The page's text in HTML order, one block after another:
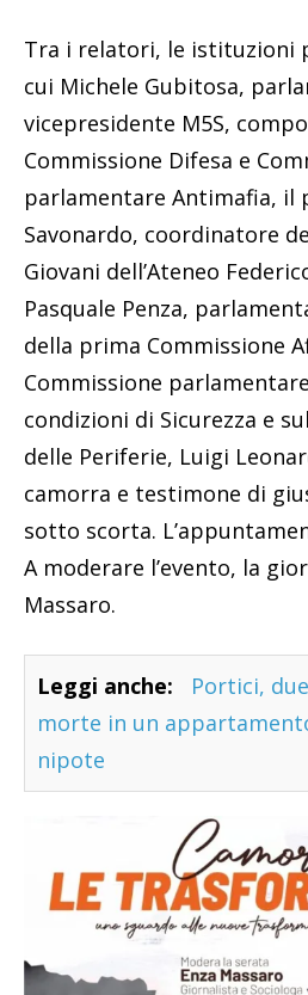
Tra i relatori, le istituzioni
cui Michele Gubitosa,
vicepresidente M5S,
Commissione Difesa e
parlamentare Antimafia, il
Savonardo, coordinatore
Giovani dell’Ateneo
Pasquale Penza,
della prima Commissione
Commissione
condizioni di Sicurezza e
delle Periferie, Luigi
camorra e testimone di
sotto scorta.
A moderare l’evento, la
Massaro.
Leggi anche:
Portici,
morte in un
nipote